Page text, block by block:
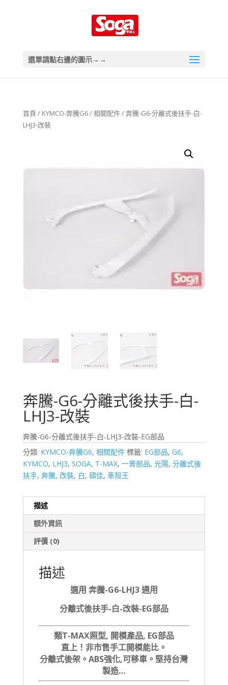
選單請點右邊的圖示→→
首頁 / KYMCO-奔騰G6/相關配件/ 奔騰-G6-分離式後扶手-白-
LHJ3-改裝
奔騰-G6-分離式後扶手-白-
LHJ3-改裝
奔騰-G6-分離式後扶手-白-LHJ3-改裝-EG部品
分類: KYMCO-奔騰G6, 相關配件 標籤: EG部品, G6,
KYMCO, LHJ3, SOGA, T-MAX, 一菁部品, 光陽, 分離式後
扶手, 奔騰, 改裝, 白, 碩佳, 車殼王
描述
額外資訊
評價 (0)
描述
適用 奔騰-G6-LHJ3 通用
分離式後扶手-白-改裝-EG部品
類T-MAX照型, 開模產品, EG部品
直上！非市售手工開模能比。
分離式後架。ABS強化,可移車。堅持台灣
製造…